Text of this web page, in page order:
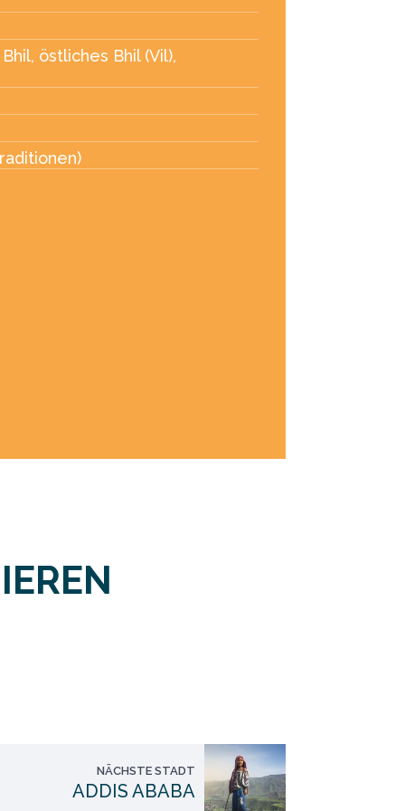
östliches Bhil (Vil),
NÄCHSTE STADT
ADDIS ABABA